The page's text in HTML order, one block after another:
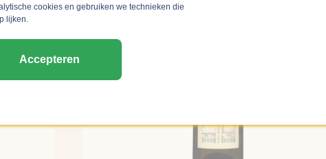
cookies en gebruiken we technieken die
lijken.
Accepteren